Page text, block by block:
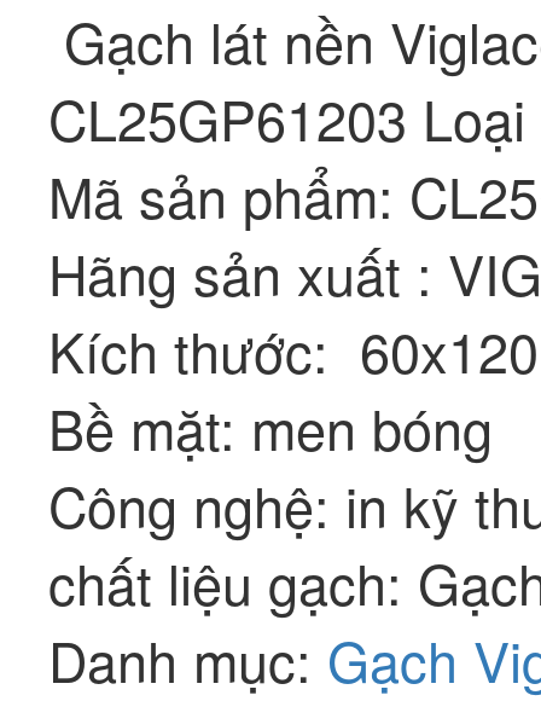
Gạch lát nền
CL25GP61203
Mã sản phẩm:
Hãng sản xuất :
Kích thước:
Bề mặt: men bóng
Công nghệ: in kỹ
chất liệu gạch:
Danh mục: Gạch